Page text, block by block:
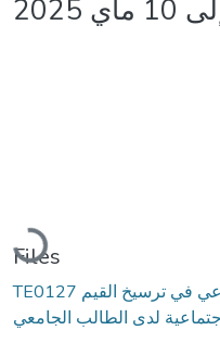
Loading...
Files
TE0127 دور مواقع التواصل الإجتماعي في ترسيخ القيم